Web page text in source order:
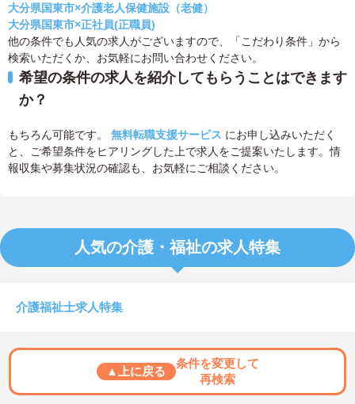
大分県国東市×介護老人保健施設（老健）
大分県国東市×正社員(正職員)
他の条件でも人気の求人がございますので、「こだわり条件」から
検索いただくか、お気軽にお問い合わせください。
希望の条件の求人を紹介してもらうことはできます
か？
もちろん可能です。 無料転職支援サービス にお申し込みいただく
と、ご希望条件をヒアリングした上で求人をご提案いたします。情
報収集や募集状況の確認も、お気軽にご相談ください。
人気の介護・福祉の求人特集
介護福祉士求人特集
▲上に戻る
条件を変更して
再検索